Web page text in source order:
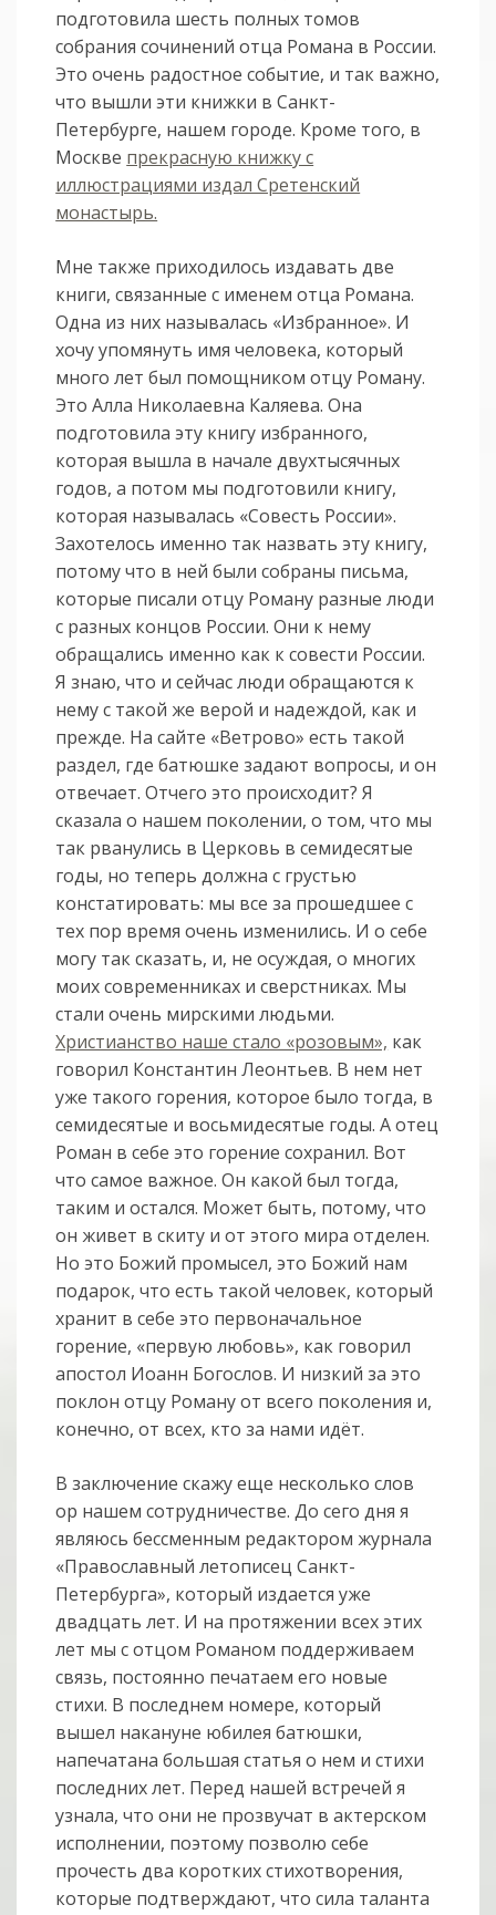
подготовила шесть полных томов
собрания сочинений отца Романа в России.
Это очень радостное событие, и так важно,
что вышли эти книжки в Санкт-
Петербурге, нашем городе. Кроме того, в
Москве прекрасную книжку с
иллюстрациями издал Сретенский
монастырь.
Мне также приходилось издавать две
книги, связанные с именем отца Романа.
Одна из них называлась «Избранное». И
хочу упомянуть имя человека, который
много лет был помощником отцу Роману.
Это Алла Николаевна Каляева. Она
подготовила эту книгу избранного,
которая вышла в начале двухтысячных
годов, а потом мы подготовили книгу,
которая называлась «Совесть России».
Захотелось именно так назвать эту книгу,
потому что в ней были собраны письма,
которые писали отцу Роману разные люди
с разных концов России. Они к нему
обращались именно как к совести России.
Я знаю, что и сейчас люди обращаются к
нему с такой же верой и надеждой, как и
прежде. На сайте «Ветрово» есть такой
раздел, где батюшке задают вопросы, и он
отвечает. Отчего это происходит? Я
сказала о нашем поколении, о том, что мы
так рванулись в Церковь в семидесятые
годы, но теперь должна с грустью
констатировать: мы все за прошедшее с
тех пор время очень изменились. И о себе
могу так сказать, и, не осуждая, о многих
моих современниках и сверстниках. Мы
стали очень мирскими людьми.
Христианство наше стало «розовым», как
говорил Константин Леонтьев. В нем нет
уже такого горения, которое было тогда, в
семидесятые и восьмидесятые годы. А отец
Роман в себе это горение сохранил. Вот
что самое важное. Он какой был тогда,
таким и остался. Может быть, потому, что
он живет в скиту и от этого мира отделен.
Но это Божий промысел, это Божий нам
подарок, что есть такой человек, который
хранит в себе это первоначальное
горение, «первую любовь», как говорил
апостол Иоанн Богослов. И низкий за это
поклон отцу Роману от всего поколения и,
конечно, от всех, кто за нами идёт.
В заключение скажу еще несколько слов
ор нашем сотрудничестве. До сего дня я
являюсь бессменным редактором журнала
«Православный летописец Санкт-
Петербурга», который издается уже
двадцать лет. И на протяжении всех этих
лет мы с отцом Романом поддерживаем
связь, постоянно печатаем его новые
стихи. В последнем номере, который
вышел накануне юбилея батюшки,
напечатана большая статья о нем и стихи
последних лет. Перед нашей встречей я
узнала, что они не прозвучат в актерском
исполнении, поэтому позволю себе
прочесть два коротких стихотворения,
которые подтверждают, что сила таланта